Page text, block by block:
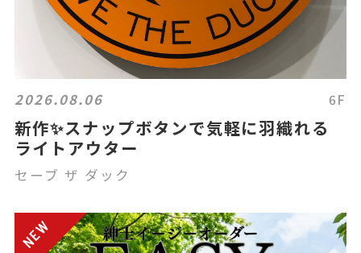
2026.08.06 6F
新作✨スナップボタンで気軽に羽織れる
ライトアウター
セーブ ザ ダック